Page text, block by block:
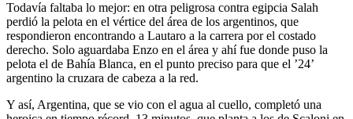
Todavía faltaba lo mejor: en otra peligrosa contra egipcia Salah
perdió la pelota en el vértice del área de los argentinos, que
respondieron encontrando a Lautaro a la carrera por el costado
derecho. Solo aguardaba Enzo en el área y ahí fue donde puso la
pelota el de Bahía Blanca, en el punto preciso para que el ’24’
argentino la cruzara de cabeza a la red.
Y así, Argentina, que se vio con el agua al cuello, completó una